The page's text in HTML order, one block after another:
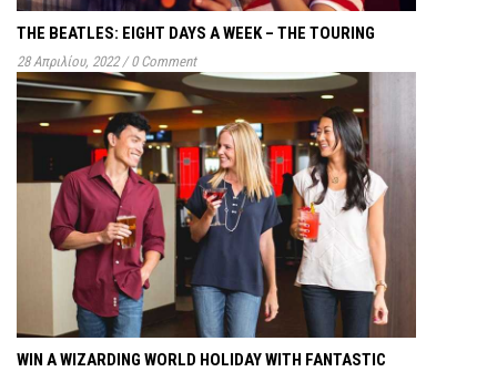
THE BEATLES: EIGHT DAYS A WEEK – THE TOURING
28 Απριλίου, 2022 / 0 Comment
WIN A WIZARDING WORLD HOLIDAY WITH FANTASTIC